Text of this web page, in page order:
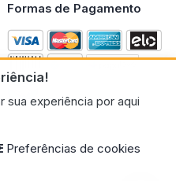
sua experiência por aqui
Preferências de cookies
Formas de Pagamento
GEEK PORTAL ELETRONICO